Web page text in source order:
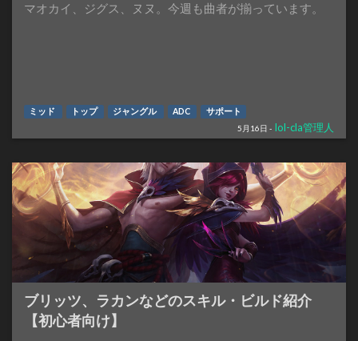
マオカイ、ジグス、ヌヌ。今週も曲者が揃っています。
ミッド トップ ジャングル ADC
サポート
5月16日 - lol-cla管理人
ブリッツ、ラカンなどのスキル・ビルド紹介
【初心者向け】